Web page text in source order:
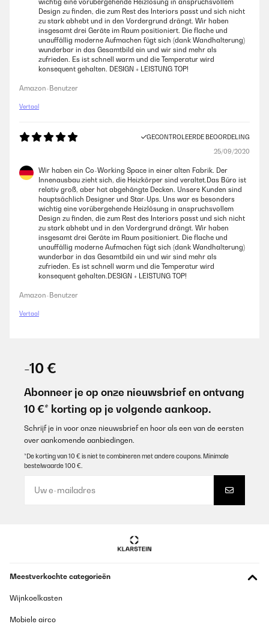
wichtig eine vorübergehende Heizlösung in anspruchsvollem
Design zu finden, die zum Rest des Interiors passt und sich nicht
zu stark abhebt und in den Vordergrund drängt. Wir haben
insgesamt drei Geräte im Raum positioniert. Die flache und
unauffällig moderne Aufmachen fügt sich (dank Wandhalterung)
wunderbar in das Gesamtbild ein und wir sind mehr als
zufrieden. Es ist schnell warm und die Temperatur wird
konsequent gehalten. DESIGN + LEISTUNG TOP!
Amazon-Benutzer
Vertaal
GECONTROLEERDE BEOORDELING
25/09/2020
Wir haben ein Co-Working Space in einer alten Fabrik. Der
Innenausbau zieht sich, die Heizkörper sind veraltet.Das Büro ist
relativ groß, aber hat abgehängte Decken. Unsere Kunden sind
hauptsächlich Designer und Star-Ups. Uns war es besonders
wichtig eine vorübergehende Heizlösung in anspruchsvollem
Design zu finden, die zum Rest des Interiors passt und sich nicht
zu stark abhebt und in den Vordergrund drängt. Wir haben
insgesamt drei Geräte im Raum positioniert. Die flache und
unauffällig moderne Aufmachen fügt sich (dank Wandhalterung)
wunderbar in das Gesamtbild ein und wir sind mehr als
zufrieden. Es ist schnell warm und die Temperatur wird
konsequent gehalten.DESIGN + LEISTUNG TOP!
Amazon-Benutzer
Vertaal
-10 €
Abonneer je op onze nieuwsbrief en ontvang
10 €* korting op je volgende aankoop.
Schrijf je in voor onze nieuwsbrief en hoor als een van de eersten
over aankomende aanbiedingen.
*De korting van 10 € is niet te combineren met andere coupons. Minimale
bestelwaarde 100 €.
Meestverkochte categorieën
Wijnkoelkasten
Mobiele airco